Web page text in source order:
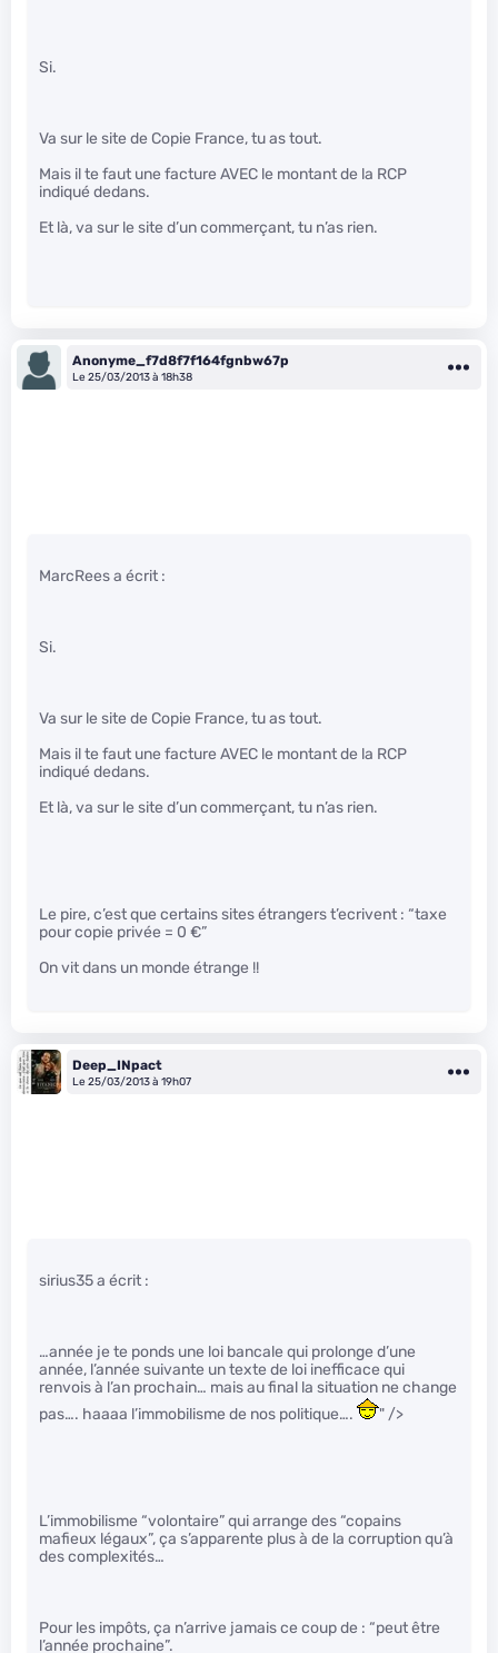
Si.
Va sur le site de Copie France, tu as tout.
Mais il te faut une facture AVEC le montant de la RCP
indiqué dedans.
Et là, va sur le site d’un commerçant, tu n’as rien.
Anonyme_f7d8f7f164fgnbw67p
Le 25/03/2013 à 18h38
MarcRees a écrit :
Si.
Va sur le site de Copie France, tu as tout.
Mais il te faut une facture AVEC le montant de la RCP
indiqué dedans.
Et là, va sur le site d’un commerçant, tu n’as rien.
Le pire, c’est que certains sites étrangers t’ecrivent : “taxe
pour copie privée = 0 €”
On vit dans un monde étrange !!
Deep_INpact
Le 25/03/2013 à 19h07
sirius35 a écrit :
…année je te ponds une loi bancale qui prolonge d’une
année, l’année suivante un texte de loi inefficace qui
renvois à l’an prochain… mais au final la situation ne change
pas…. haaaa l’immobilisme de nos politique….
" />
L’immobilisme “volontaire” qui arrange des “copains
mafieux légaux”, ça s’apparente plus à de la corruption qu’à
des complexités…
Pour les impôts, ça n’arrive jamais ce coup de : “peut être
l’année prochaine”.